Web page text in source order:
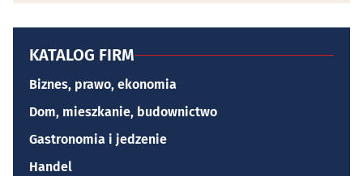
KATALOG FIRM
Biznes, prawo, ekonomia
Dom, mieszkanie, budownictwo
Gastronomia i jedzenie
Handel